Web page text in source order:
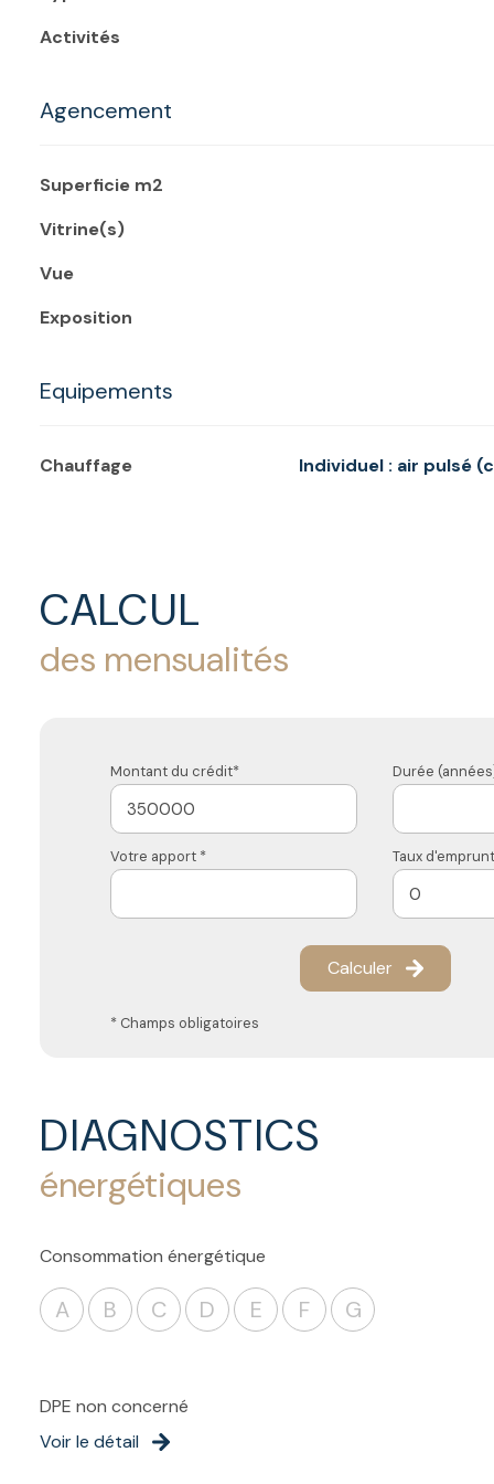
Activités
Agencement
Superficie m2
Vitrine(s)
Vue
Exposition
Equipements
Chauffage individuel : air pulsé
CALCUL
des mensualités
Montant du crédit* Durée
Votre apport * Taux
Calculer
* Champs obligatoires
DIAGNOSTICS
énergétiques
Consommation énergétique
A B C D E F G
DPE non concerné
Voir le détail